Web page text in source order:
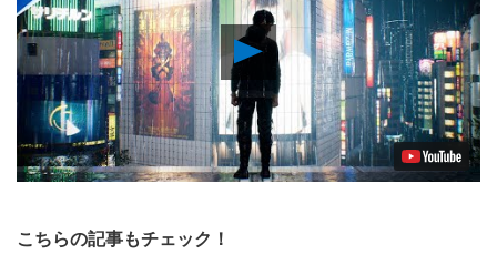
Play
Video
こちらの記事もチェック！